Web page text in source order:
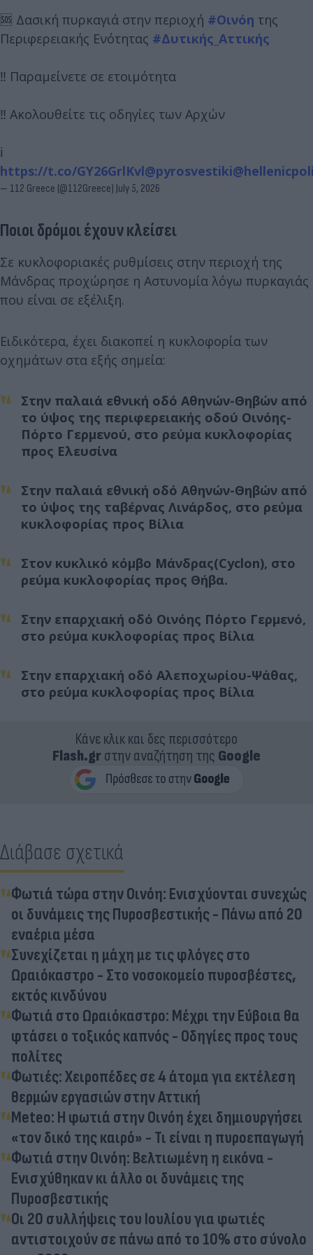
🆘 Δασική πυρκαγιά στην περιοχή #Οινόη της
Περιφερειακής Ενότητας #Δυτικής_Αττικής
‼️ Παραμείνετε σε ετοιμότητα
‼️ Ακολουθείτε τις οδηγίες των Αρχών
ℹ️
https://t.co/GY26GrlKvl@pyrosvestiki
— 112 Greece (@112Greece) July 5, 2026
Ποιοι δρόμοι έχουν κλείσει
Σε κυκλοφοριακές ρυθμίσεις στην περιοχή της
Μάνδρας προχώρησε η Αστυνομία λόγω πυρκαγιάς
που είναι σε εξέλιξη.
Ειδικότερα, έχει διακοπεί η κυκλοφορία των
οχημάτων στα εξής σημεία:
Στην παλαιά εθνική οδό Αθηνών-Θηβών από
το ύψος της περιφερειακής οδού Οινόης-
Πόρτο Γερμενού, στο ρεύμα κυκλοφορίας
προς Ελευσίνα
Στην παλαιά εθνική οδό Αθηνών-Θηβών από
το ύψος της ταβέρνας Λινάρδος, στο ρεύμα
κυκλοφορίας προς Βίλια
Στον κυκλικό κόμβο Μάνδρας(Cyclon), στο
ρεύμα κυκλοφορίας προς Θήβα.
Στην επαρχιακή οδό Οινόης Πόρτο Γερμενό,
στο ρεύμα κυκλοφορίας προς Βίλια
Στην επαρχιακή οδό Αλεποχωρίου-Ψάθας,
στο ρεύμα κυκλοφορίας προς Βίλια
Κάνε κλικ και δες περισσότερο
Flash.grστην αναζήτηση της Google
Διάβασε σχετικά
Φωτιά τώρα στην Οινόη: Ενισχύονται συνεχώς
οι δυνάμεις της Πυροσβεστικής - Πάνω από 20
εναέρια μέσα
Συνεχίζεται η μάχη με τις φλόγες στο
Ωραιόκαστρο - Στο νοσοκομείο πυροσβέστες,
εκτός κινδύνου
Φωτιά στο Ωραιόκαστρο: Μέχρι την Εύβοια θα
φτάσει ο τοξικός καπνός - Οδηγίες προς τους
πολίτες
Φωτιές: Χειροπέδες σε 4 άτομα για εκτέλεση
θερμών εργασιών στην Αττική
Meteo: Η φωτιά στην Οινόη έχει δημιουργήσει
«τον δικό της καιρό» - Τι είναι η πυροεπαγωγή
Φωτιά στην Οινόη: Βελτιωμένη η εικόνα -
Ενισχύθηκαν κι άλλο οι δυνάμεις της
Πυροσβεστικής
Οι 20 συλλήψεις του Ιουλίου για φωτιές
αντιστοιχούν σε πάνω από το 10% στο σύνολο